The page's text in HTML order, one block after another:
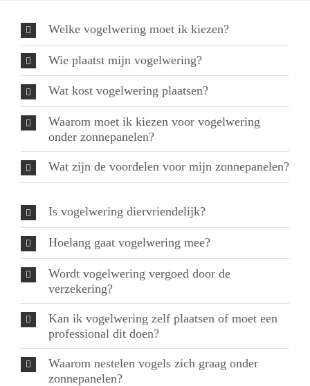
Welke vogelwering moet ik kiezen?
Wie plaatst mijn vogelwering?
Wat kost vogelwering plaatsen?
Waarom moet ik kiezen voor vogelwering
onder zonnepanelen?
Wat zijn de voordelen voor mijn zonnepanelen?
Is vogelwering diervriendelijk?
Hoelang gaat vogelwering mee?
Wordt vogelwering vergoed door de
verzekering?
Kan ik vogelwering zelf plaatsen of moet een
professional dit doen?
Waarom nestelen vogels zich graag onder
zonnepanelen?